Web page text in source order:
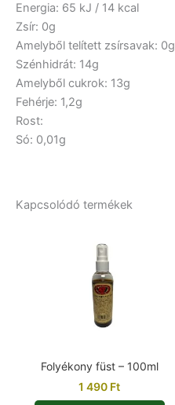
Energia: 65 kJ / 14 kcal
Zsír: 0g
Amelyből telített zsírsavak: 0g
Szénhidrát: 14g
Amelyből cukrok: 13g
Fehérje: 1,2g
Rost:
Só: 0,01g
Kapcsolódó termékek
Folyékony füst – 100ml
1 490 Ft